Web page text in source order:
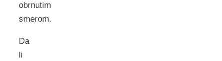
obrnutim
smerom.
Da
li